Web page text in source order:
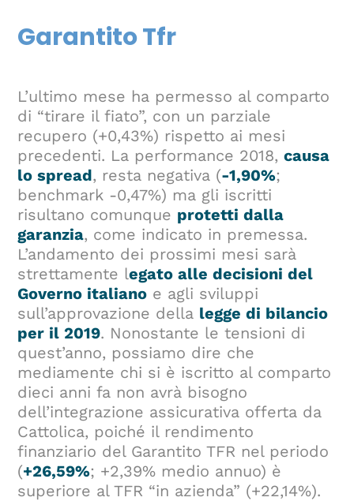
Garantito Tfr
L’ultimo mese ha permesso al comparto
di “tirare il fiato”, con un parziale
recupero (+0,43%) rispetto ai mesi
precedenti. La performance 2018,causa
lo spread, resta negativa (-1,90%;
benchmark -0,47%) ma gli iscritti
risultano comunque protetti dalla
garanzia, come indicato in premessa.
L’andamento dei prossimi mesi sarà
strettamente legato alle decisioni del
Governo italiano e agli sviluppi
sull’approvazione della legge di bilancio
per il 2019. Nonostante le tensioni di
quest’anno, possiamo dire che
mediamente chi si è iscritto al comparto
dieci anni fa non avrà bisogno
dell’integrazione assicurativa offerta da
Cattolica, poiché il rendimento
finanziario del Garantito TFR nel periodo
(+26,59%; +2,39% medio annuo) è
superiore al TFR “in azienda” (+22,14%).